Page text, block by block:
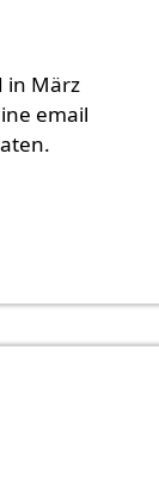
in März
email